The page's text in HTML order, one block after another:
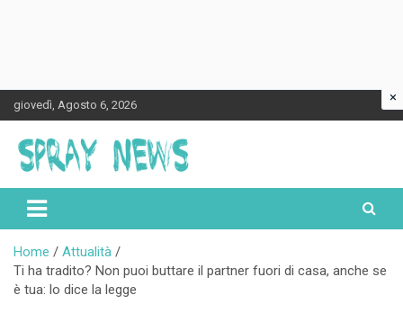
Skip
to
content
giovedì, Agosto 6, 2026
Spraynews.it
Home
Attualità
Ti ha tradito? Non puoi buttare il partner fuori di casa, anche se
è tua: lo dice la legge
×